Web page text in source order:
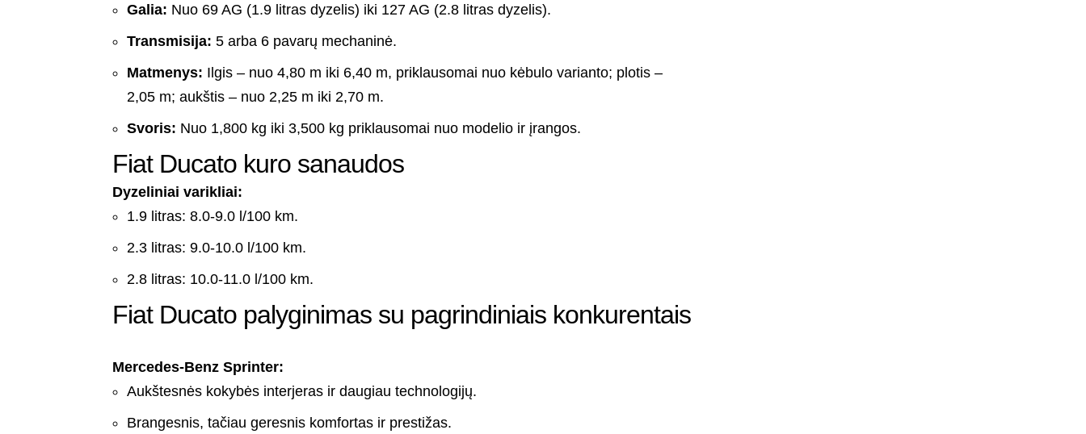
Galia: Nuo 69 AG (1.9 litras dyzelis) iki 127 AG (2.8 litras dyzelis).
Transmisija: 5 arba 6 pavarų mechaninė.
Matmenys: Ilgis – nuo 4,80 m iki 6,40 m, priklausomai nuo kėbulo varianto; plotis –
2,05 m; aukštis – nuo 2,25 m iki 2,70 m.
Svoris: Nuo 1,800 kg iki 3,500 kg priklausomai nuo modelio ir įrangos.
Fiat Ducato kuro sanaudos
Dyzeliniai varikliai:
1.9 litras: 8.0-9.0 l/100 km.
2.3 litras: 9.0-10.0 l/100 km.
2.8 litras: 10.0-11.0 l/100 km.
Fiat Ducato palyginimas su pagrindiniais konkurentais
Mercedes-Benz Sprinter:
Aukštesnės kokybės interjeras ir daugiau technologijų.
Brangesnis, tačiau geresnis komfortas ir prestižas.